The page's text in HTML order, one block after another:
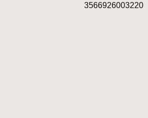
3566926003220